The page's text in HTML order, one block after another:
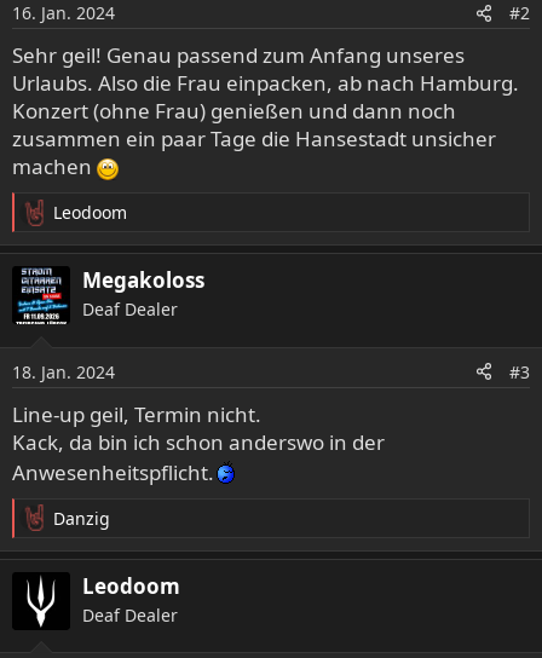
n
e
n
:
16. Jan. 2024 #2
Sehr geil! Genau passend zum Anfang unseres
Urlaubs. Also die Frau einpacken, ab nach Hamburg.
Konzert (ohne Frau) genießen und dann noch
zusammen ein paar Tage die Hansestadt unsicher
machen
R
e
a
k
t
n
e
n
:
Leodoom
Megakoloss
Deaf Dealer
18. Jan. 2024 #3
Line-up geil, Termin nicht.
Kack, da bin ich schon anderswo in der
Anwesenheitspflicht.
R
e
a
k
Danzig
Leodoom
Deaf Dealer